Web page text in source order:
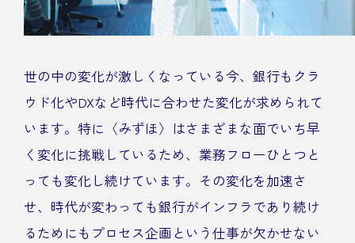
世の中の変化が激しくなっている今、銀行もクラ
ウド化やDXなど時代に合わせた変化が求められて
います。特に〈みずほ〉はさまざまな面でいち早
く変化に挑戦しているため、業務フローひとつと
っても変化し続けています。その変化を加速さ
せ、時代が変わっても銀行がインフラであり続け
るためにもプロセス企画という仕事が欠かせない